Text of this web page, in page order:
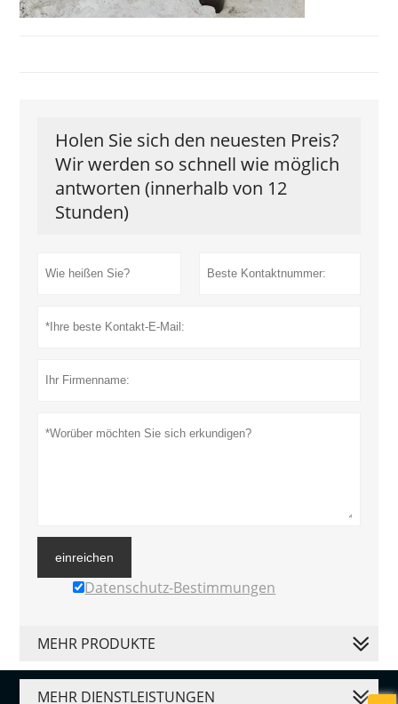
Holen Sie sich den neuesten Preis?
Wir werden so schnell wie möglich
antworten (innerhalb von 12
Stunden)
einreichen
Datenschutz-Bestimmungen
MEHR PRODUKTE
MEHR DIENSTLEISTUNGEN